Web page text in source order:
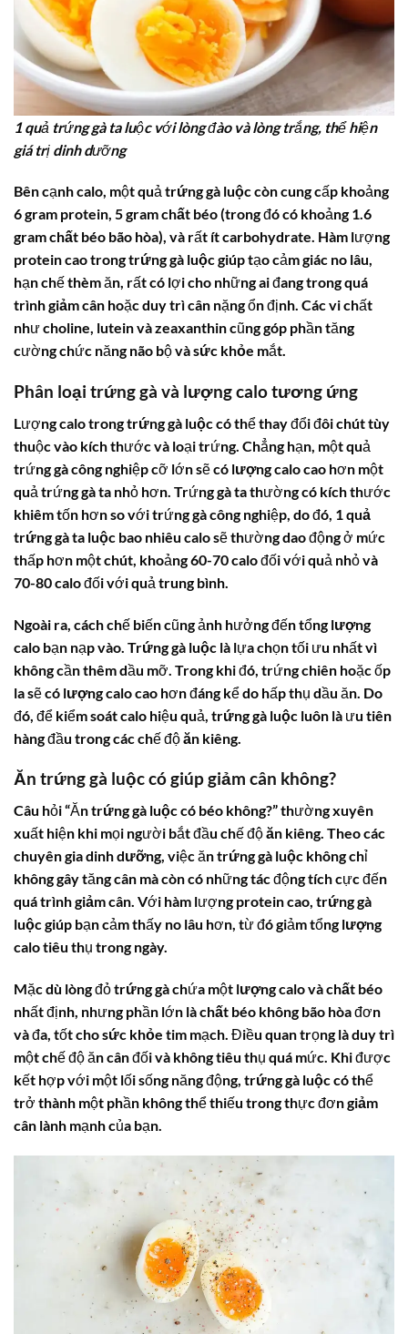
1 quả trứng gà ta luộc với lòng đào và lòng trắng, thể hiện
giá trị dinh dưỡng
Bên cạnhcalo, một quả trứng gà luộccòn cung cấp khoảng
6 gram protein, 5 gramchất béo(trong đó có khoảng 1.6
gramchất béo bão hòa), và rất ít carbohydrate. Hàm lượng
proteincao trongtrứng gà luộcgiúp tạo cảm giác no lâu,
hạn chế thèm ăn, rất có lợi cho những ai đang trong quá
trìnhgiảm cân hoặc duy trì cân nặng ổn định. Các vi chất
như choline, lutein và zeaxanthin cũng góp phần tăng
cường chức năng não bộ vàsức khỏe mắt.
Phân loại trứng gà và lượng calo tương ứng
Lượngcalotrongtrứng gà luộccó thể thay đổi đôi chút tùy
thuộc vào kích thước và loại trứng. Chẳng hạn, một quả
trứng gà công nghiệp cỡ lớn sẽ có lượng calocao hơn một
quả trứng gà ta nhỏ hơn. Trứng gà ta thường có kích thước
khiêm tốn hơn so với trứng gà công nghiệp, do đó, 1 quả
trứng gà ta luộc bao nhiêu calosẽ thường dao động ở mức
thấp hơn một chút, khoảng 60-70calođối với quả nhỏ và
70-80calođối với quả trung bình.
Ngoài ra, cách chế biến cũng ảnh hưởng đến tổnglượng
calo bạn nạp vào. Trứng gà luộc là lựa chọn tối ưu nhất vì
không cần thêm dầu mỡ. Trong khi đó, trứng chiên hoặc ốp
la sẽ có lượng calocao hơn đáng kể do hấp thụ dầu ăn. Do
đó, để kiểm soátcalo hiệu quả, trứng gà luộc luôn là ưu tiên
hàng đầu trong các chế độăn kiêng.
Ăn trứng gà luộc có giúp giảm cân không?
Câu hỏi “Ăntrứng gà luộccó béo không?” thường xuyên
xuất hiện khi mọi người bắt đầu chế độăn kiêng. Theo các
chuyên giadinh dưỡng, việc ăntrứng gà luộc không chỉ
không gây tăng cân mà còn có những tác động tích cực đến
quá trìnhgiảm cân. Với hàm lượngproteincao, trứng gà
luộcgiúp bạn cảm thấy no lâu hơn, từ đó giảm tổnglượng
calotiêu thụ trong ngày.
Mặc dù lòng đỏtrứng gàchứa một lượng calovàchất béo
nhất định, nhưng phần lớn làchất béo không bão hòa đơn
và đa, tốt chosức khỏe tim mạch. Điều quan trọng là duy trì
một chế độ ăn cân đối và không tiêu thụ quá mức. Khi được
kết hợp với một lối sống năng động, trứng gà luộccó thể
trở thành một phần không thể thiếu trong thực đơngiảm
cân lành mạnh của bạn.